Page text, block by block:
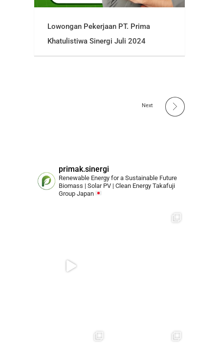
Lowongan Pekerjaan PT. Prima
Khatulistiwa Sinergi Juli 2024
Next
primak.sinergi
Renewable Energy for a Sustainable Future
Biomass | Solar PV | Clean Energy Takafuji
Group Japan